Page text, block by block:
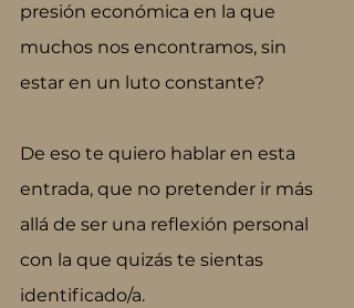
presión económica en la que
muchos nos encontramos, sin
estar en un luto constante?
De eso te quiero hablar en esta
entrada, que no pretender ir más
allá de ser una reflexión personal
con la que quizás te sientas
identificado/a.